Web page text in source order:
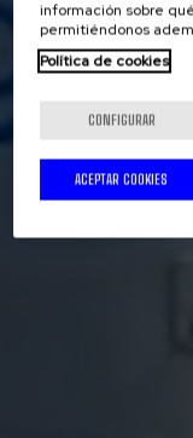
información sobre
permitiéndonos
Política de cookies
CONFIGURAR
ACEPTAR COOKIES